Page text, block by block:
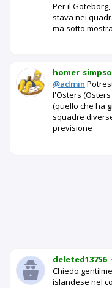
Per il
stava nei
ma sotto
@admin
l'Osters
(quello che ha
squadre
previsione
deleted13756 •
Chiedo
islandese nel